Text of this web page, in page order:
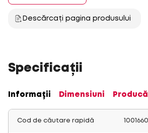
Descărcați pagina produsului
Specificații
Informații Dimensiuni
Cod de căutare rapidă